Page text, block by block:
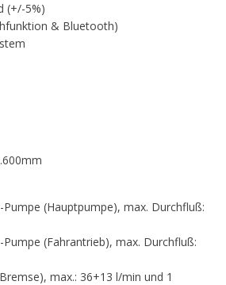
(+/-5%)
& Bluetooth)
(Hauptpumpe), max. Durchfluß:
(Fahrantrieb), max. Durchfluß:
max.: 36+13 l/min und 1